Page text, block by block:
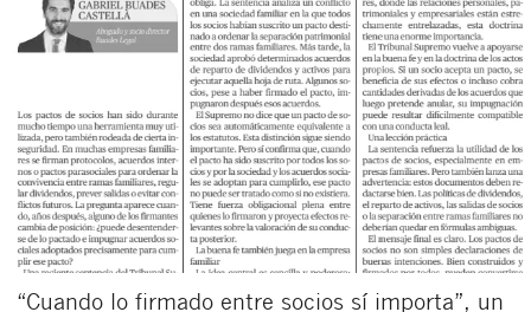
“Cuando lo firmado entre socios sí importa”, un